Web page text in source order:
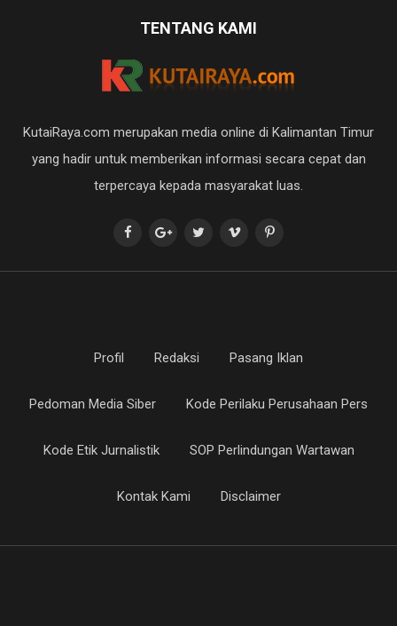
TENTANG KAMI
KutaiRaya.com merupakan media online di Kalimantan Timur
yang hadir untuk memberikan informasi secara cepat dan
terpercaya kepada masyarakat luas.
Profil Redaksi Pasang Iklan
Pedoman Media Siber Kode Perilaku Perusahaan Pers
Kode Etik Jurnalistik SOP Perlindungan Wartawan
Kontak Kami Disclaimer